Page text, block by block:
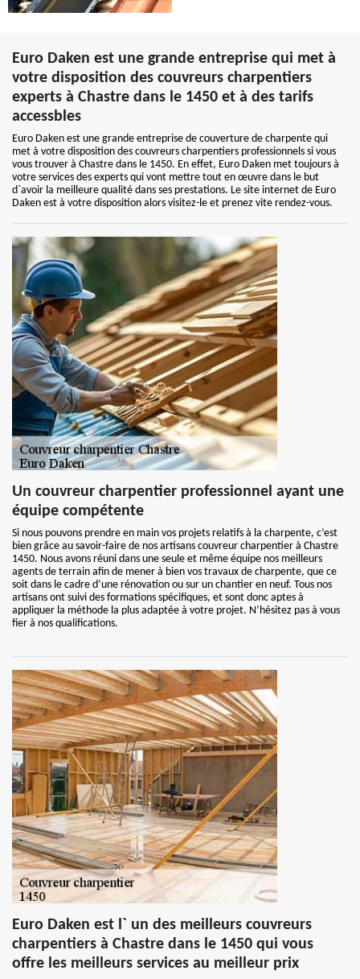
Euro Daken est une grande entreprise qui met à
votre disposition des couvreurs charpentiers
experts à Chastre dans le 1450 et à des tarifs
accessbles
Euro Daken est une grande entreprise de couverture de charpente qui
met à votre disposition des couvreurs charpentiers professionnels si vous
vous trouver à Chastre dans le 1450. En effet, Euro Daken met toujours à
votre services des experts qui vont mettre tout en œuvre dans le but
d`avoir la meilleure qualité dans ses prestations. Le site internet de Euro
Daken est à votre disposition alors visitez-le et prenez vite rendez-vous.
Un couvreur charpentier professionnel ayant une
équipe compétente
Si nous pouvons prendre en main vos projets relatifs à la charpente, c’est
bien grâce au savoir-faire de nos artisans couvreur charpentier à Chastre
1450. Nous avons réuni dans une seule et même équipe nos meilleurs
agents de terrain afin de mener à bien vos travaux de charpente, que ce
soit dans le cadre d’une rénovation ou sur un chantier en neuf. Tous nos
artisans ont suivi des formations spécifiques, et sont donc aptes à
appliquer la méthode la plus adaptée à votre projet. N’hésitez pas à vous
fier à nos qualifications.
Euro Daken est l` un des meilleurs couvreurs
charpentiers à Chastre dans le 1450 qui vous
offre les meilleurs services au meilleur prix